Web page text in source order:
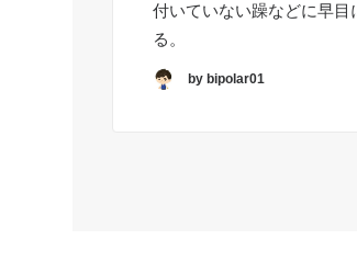
付いていない躁などに早目
る。
by bipolar01